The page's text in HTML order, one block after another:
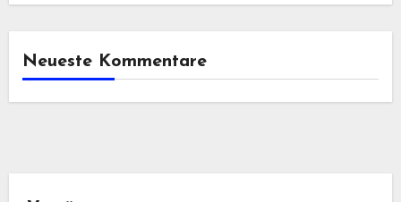
Neueste Kommentare